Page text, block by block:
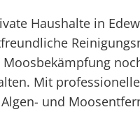
Haushalte in
Mit
und